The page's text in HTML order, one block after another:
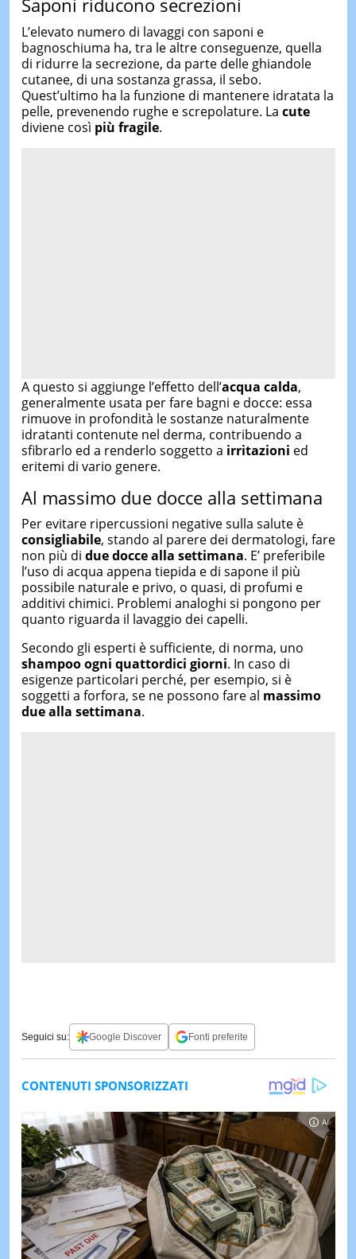
Saponi riducono secrezioni
L’elevato numero di lavaggi con saponi e
bagnoschiuma ha, tra le altre conseguenze, quella
di ridurre la secrezione, da parte delle ghiandole
cutanee, di una sostanza grassa, il sebo.
Quest’ultimo ha la funzione di mantenere idratata la
pelle, prevenendo rughe e screpolature. La cute
diviene così più fragile.
A questo si aggiunge l’effetto dell’acqua calda,
generalmente usata per fare bagni e docce: essa
rimuove in profondità le sostanze naturalmente
idratanti contenute nel derma, contribuendo a
sfibrarlo ed a renderlo soggetto a irritazioni ed
eritemi di vario genere.
Al massimo due docce alla settimana
Per evitare ripercussioni negative sulla salute è
consigliabile, stando al parere dei dermatologi, fare
non più di due docce alla settimana. E’ preferibile
l’uso di acqua appena tiepida e di sapone il più
possibile naturale e privo, o quasi, di profumi e
additivi chimici. Problemi analoghi si pongono per
quanto riguarda il lavaggio dei capelli.
Secondo gli esperti è sufficiente, di norma, uno
shampooogni quattordici giorni. In caso di
esigenze particolari perché, per esempio, si è
soggetti a forfora, se ne possono fare al massimo
due alla settimana.
Seguici su: Google Discover Fonti preferite